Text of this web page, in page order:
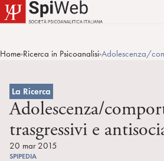
Home>Ricerca in Psicoanalisi>Adolescenza/
La Ricerca
Adolescenza/
trasgressivi e
20 mar 2015
SPIPEDIA